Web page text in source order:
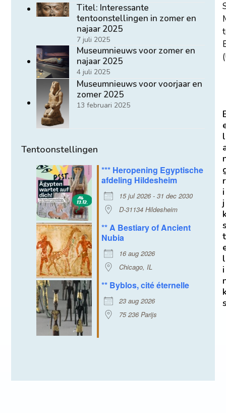
Titel: Interessante
tentoonstellingen in zomer en
najaar 2025
7 juli 2025
Museumnieuws voor zomer en
najaar 2025
4 juli 2025
Museumnieuws voor voorjaar en
zomer 2025
13 februari 2025
Tentoonstellingen
*** Heropening Egyptische
afdeling Hildesheim
15 jul 2026 - 31 dec 2030
D-31134 Hildesheim
** A Bestiary of Ancient
Nubia
16 aug 2026
Chicago, IL
** Byblos, cité éternelle
23 aug 2026
75 236 Parijs
l
r
i
j
t
l
i